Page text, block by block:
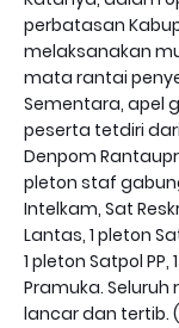
perbatasan
melaksanakan
mata rantai
Sementara, apel
peserta tetdiri dari
Denpom
pleton staf
Intelkam, Sat
Lantas, 1 pleton
1 pleton Satpol
Pramuka.
lancar dan tertib.